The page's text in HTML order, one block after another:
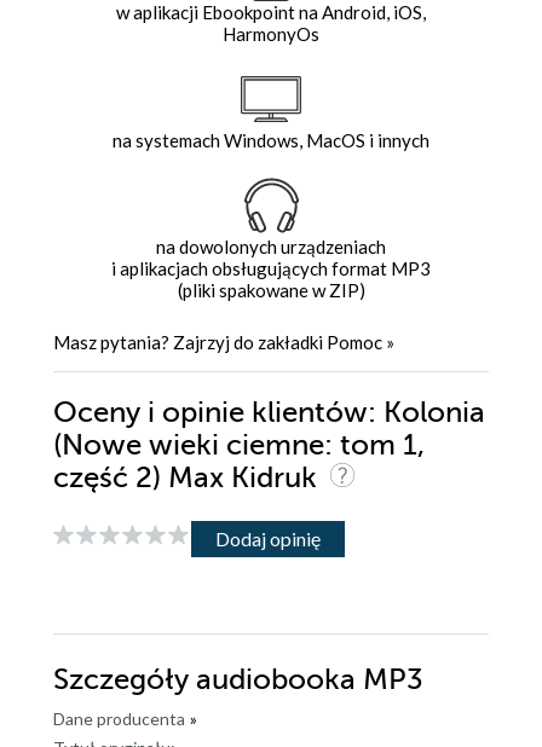
w aplikacji Ebookpoint na Android, iOS,
HarmonyOs
na systemach Windows, MacOS i innych
na dowolonych urządzeniach
i aplikacjach obsługujących format MP3
(pliki spakowane w ZIP)
Masz pytania? Zajrzyj do zakładki Pomoc »
Oceny i opinie klientów: Kolonia
(Nowe wieki ciemne: tom 1,
część 2) Max Kidruk
Dodaj opinię
Szczegóły audiobooka MP3
Dane producenta »